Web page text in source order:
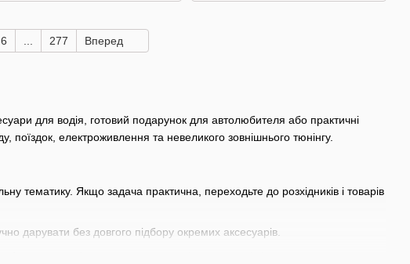
для водія, готовий подарунок для автолюбителя або практичні
поїздок, електроживлення та невеликого зовнішнього тюнінгу.
тематику. Якщо задача практична, переходьте до розхідників і товарів
дарувати без довгого підбору окремих аксесуарів.
6 277 Вперед